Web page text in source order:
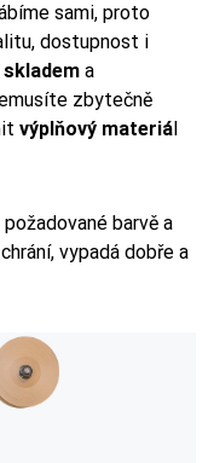
sami, proto
dostupnost i
skladem a
zbytečně
výplňový materiál
požadované barvě a
vypadá dobře a